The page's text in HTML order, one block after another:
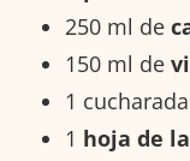
250 ml de
150 ml de
1
1 hoja de